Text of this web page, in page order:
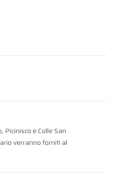
Picinisco e Colle San
verranno forniti al